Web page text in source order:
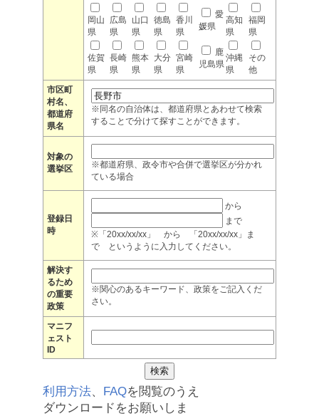
岡山
県
広島
県
山口
県
徳島
県
香川
県
愛
媛県
高知
県
福岡
県
佐賀
県
長崎
県
熊本
県
大分
県
宮崎
県
鹿
児島県
沖縄
県
その
他
市区町
村名、
都道府
県名
※同名の自治体は、都道府県とあわせて検索
することで分けて探すことができます。
対象の
選挙区
※都道府県、政令市や合併で選挙区が分かれ
ている場合
登録日
時
から
まで
※「20xx/xx/xx」 から 「20xx/xx/xx」ま
で というように入力してください。
解決す
るため
の重要
政策
※関心のあるキーワード、政策をご記入くだ
さい。
マニフ
ェスト
ID
利用方法、 FAQを閲覧のうえ
ダウンロードをお願いしま